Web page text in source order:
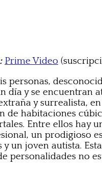
Prime Video
personas,
día y se encuentran
y surrealista,
de habitaciones
Entre ellos hay
un prodigioso
y un joven autista.
personalidades no